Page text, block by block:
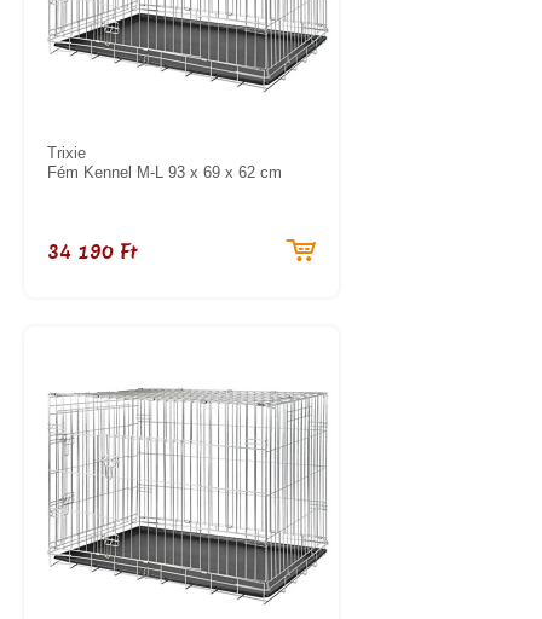
Trixie
Fém Kennel M-L 93 x 69 x 62 cm
34 190 Ft